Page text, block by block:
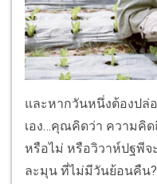
และหากวันหนึ่งต้องปล่
เอง…คุณคิดว่า ความคิ
หรือไม่ หรือวิวาห์ปฐพีจ
ละมุน ที่ไม่มีวันย้อนคืน?